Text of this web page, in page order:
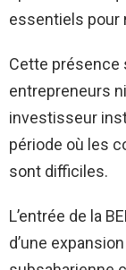
essentiels pour
Cette présence
entrepreneurs
investisseur
période où les
sont difficiles.
L’entrée de la
d’une